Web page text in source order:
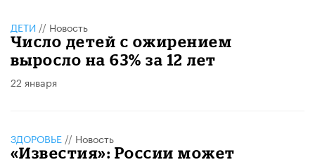
ДЕТИ // Новость
Число детей с ожирением
выросло на 63% за 12 лет
22 января
ЗДОРОВЬЕ // Новость
«Известия»: России может